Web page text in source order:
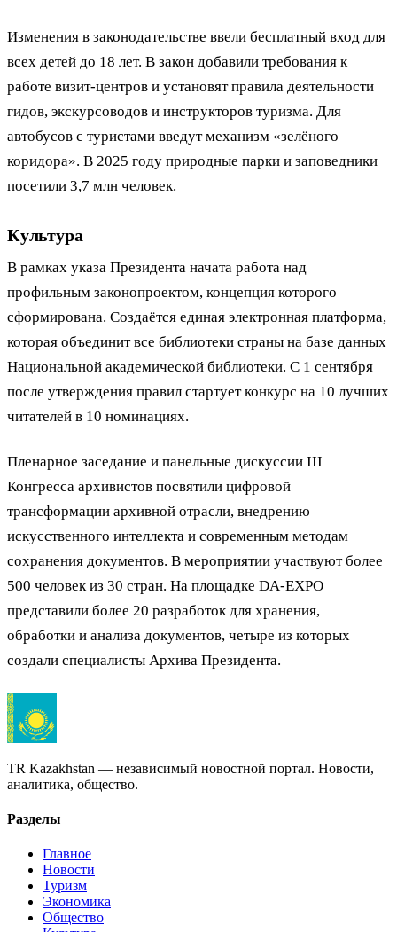
Изменения в законодательстве ввели бесплатный вход для
всех детей до 18 лет. В закон добавили требования к
работе визит-центров и установят правила деятельности
гидов, экскурсоводов и инструкторов туризма. Для
автобусов с туристами введут механизм «зелёного
коридора». В 2025 году природные парки и заповедники
посетили 3,7 млн человек.
Культура
В рамках указа Президента начата работа над
профильным законопроектом, концепция которого
сформирована. Создаётся единая электронная платформа,
которая объединит все библиотеки страны на базе данных
Национальной академической библиотеки. С 1 сентября
после утверждения правил стартует конкурс на 10 лучших
читателей в 10 номинациях.
Пленарное заседание и панельные дискуссии III
Конгресса архивистов посвятили цифровой
трансформации архивной отрасли, внедрению
искусственного интеллекта и современным методам
сохранения документов. В мероприятии участвуют более
500 человек из 30 стран. На площадке DA-EXPO
представили более 20 разработок для хранения,
обработки и анализа документов, четыре из которых
создали специалисты Архива Президента.
TR Kazakhstan — независимый новостной портал. Новости,
аналитика, общество.
Разделы
Главное
Новости
Туризм
Экономика
Общество